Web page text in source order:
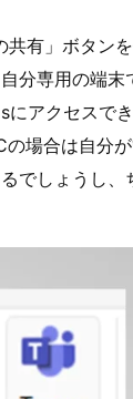
有」ボタン
分専用の端
アクセスで
場合は自分
しょうし、